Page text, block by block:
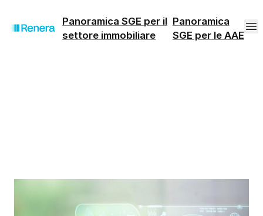
Panoramica SGE per il
settore immobiliare
Panoramica
SGE per le AAE